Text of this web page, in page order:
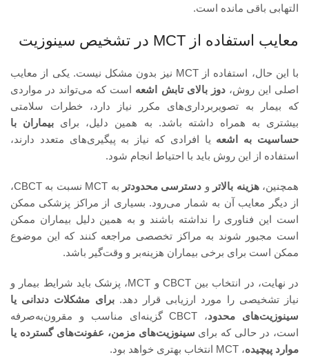
التهابی باقی مانده است.
معایب استفاده از MCT در تشخیص سینوزیت
با این حال، استفاده از MCT نیز بدون مشکل نیست. یکی از معایب
اصلی این روش،دوز بالای تابش اشعه است که می‌تواند در مواردی
که بیمار به تصویربرداری‌های مکرر نیاز دارد، خطرات سلامتی
بیشتری به همراه داشته باشد. به همین دلیل، برای بیماران با
حساسیت به اشعه یا افرادی که نیاز به پیگیری‌های متعدد دارند،
استفاده از این روش باید با احتیاط انجام شود.
همچنین،هزینه بالاتر و دسترسی محدودتر
به MCT نسبت به CBCT،
از دیگر معایب آن به شمار می‌رود. بسیاری از مراکز پزشکی ممکن
است این فناوری را نداشته باشند و به همین دلیل بیماران ممکن
است مجبور شوند به مراکز تخصصی مراجعه کنند که این موضوع
ممکن است برای برخی بیماران هزینه‌بر و وقت‌گیر باشد.
در نهایت، در انتخاب بین CBCT و MCT، پزشک باید شرایط بیمار و
نیاز تشخیصی را مورد ارزیابی قرار دهد.برای مشکلات دندانی یا
سینوزیت‌های محدود
، CBCT گزینه‌ای مناسب و مقرون‌به‌صرفه
است، در حالی که برای سینوزیت‌های مزمن، عفونت‌های گسترده یا
موارد پیچیده، MCT انتخاب بهتری خواهد بود.